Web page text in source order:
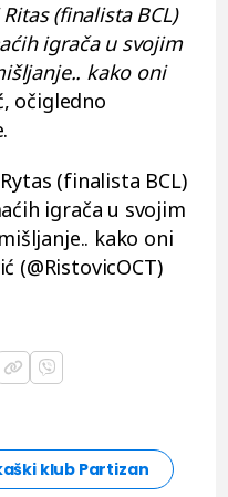
(finalista BCL)
igrača u svojim
kako oni
očigledno
(finalista BCL)
igrača u svojim
kako oni
(@RistovicOCT)
klub Partizan